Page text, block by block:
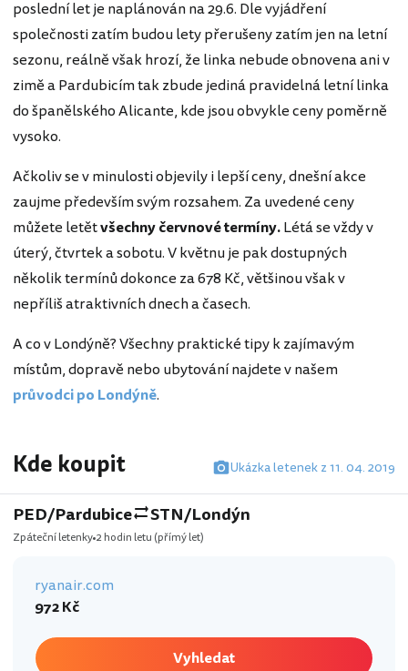
poslední let je naplánován na 29.6. Dle vyjádření
společnosti zatím budou lety přerušeny zatím jen na letní
sezonu, reálně však hrozí, že linka nebude obnovena ani v
zimě a Pardubicím tak zbude jediná pravidelná letní linka
do španělského Alicante, kde jsou obvykle ceny poměrně
vysoko.
Ačkoliv se v minulosti objevily i lepší ceny, dnešní akce
zaujme především svým rozsahem. Za uvedené ceny
můžete letětvšechny červnové termíny.Létá se vždy v
úterý, čtvrtek a sobotu. V květnu je pak dostupných
několik termínů dokonce za 678 Kč, většinou však v
nepříliš atraktivních dnech a časech.
A co v Londýně? Všechny praktické tipy k zajímavým
místům, dopravě nebo ubytování najdete v našem
průvodci po Londýně.
Kde koupit Ukázka letenek z 11. 04. 2019
PED/Pardubice STN/Londýn
Zpáteční letenky 2 hodin letu (přímý let)
ryanair.com
972 Kč
Vyhledat